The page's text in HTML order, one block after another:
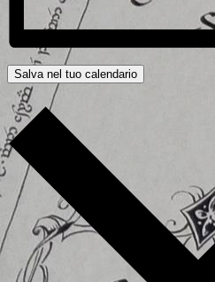
Salva nel tuo calendario